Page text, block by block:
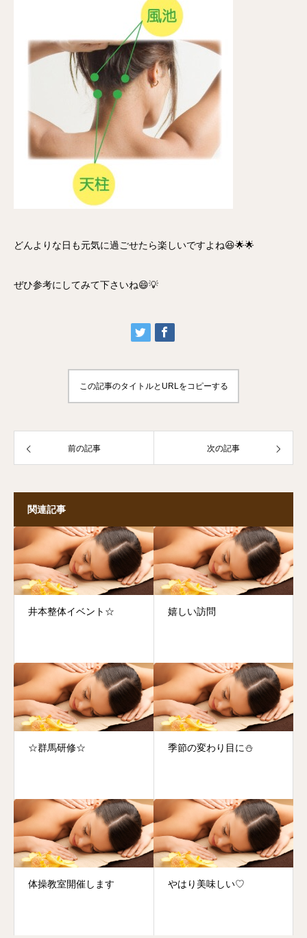
どんよりな日も元気に過ごせたら楽しいですよね😆🌟🌟
ぜひ参考にしてみて下さいね😄💡
この記事のタイトルとURLをコピーする
前の記事 次の記事
関連記事
井本整体イベント☆ 嬉しい訪問
☆群馬研修☆ 季節の変わり目に⛄️
体操教室開催します やはり美味しい♡